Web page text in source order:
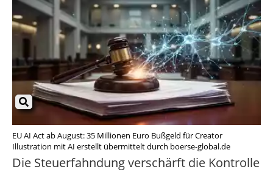
EU AI Act ab August: 35 Millionen Euro Bußgeld für Creator
Illustration mit AI erstellt übermittelt durch boerse-global.de
Die Steuerfahndung verschärft die Kontrolle